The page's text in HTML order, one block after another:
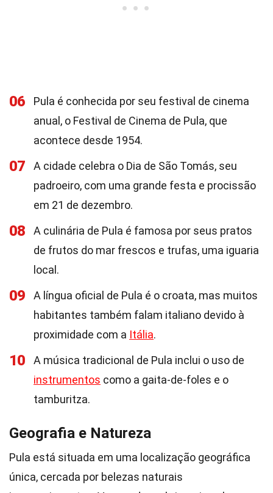
06
Pula é conhecida por seu festival de cinema
anual, o Festival de Cinema de Pula, que
acontece desde 1954.
07
A cidade celebra o Dia de São Tomás, seu
padroeiro, com uma grande festa e procissão
em 21 de dezembro.
08
A culinária de Pula é famosa por seus pratos
de frutos do mar frescos e trufas, uma iguaria
local.
09
A língua oficial de Pula é o croata, mas muitos
habitantes também falam italiano devido à
proximidade com a Itália.
10
A música tradicional de Pula inclui o uso de
instrumentos como a gaita-de-foles e o
tamburitza.
Geografia e Natureza
Pula está situada em uma localização geográfica
única, cercada por belezas naturais